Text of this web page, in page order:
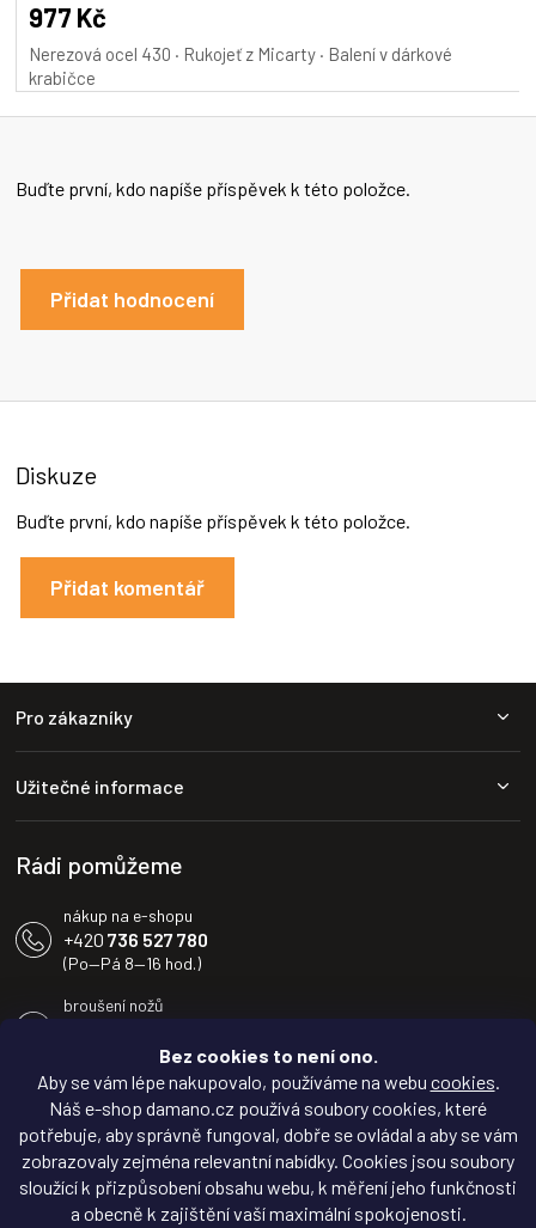
Bez cookies to není ono.
Aby se vám lépe nakupovalo, používáme na webu cookies.
Náš e-shop damano.cz používá soubory cookies, které
potřebuje, aby správně fungoval, dobře se ovládal a aby se vám
zobrazovaly zejména relevantní nabídky. Cookies jsou soubory
sloužící k přizpůsobení obsahu webu, k měření jeho funkčnosti
a obecně k zajištění vaší maximální spokojenosti.
977 Kč
Nerezová ocel 430 · Rukojeť z Micarty · Balení v dárkové
krabičce
Buďte první, kdo napíše příspěvek k této položce.
Přidat hodnocení
Diskuze
Buďte první, kdo napíše příspěvek k této položce.
Přidat komentář
Pro zákazníky
Užitečné informace
Rádi pomůžeme
nákup na e-shopu
+420 736 527 780
(Po—Pá 8—16 hod.)
broušení nožů
(Po—Pá 8—16 hod.)
info@damano.cz
Sledujte novinky na
Facebooku